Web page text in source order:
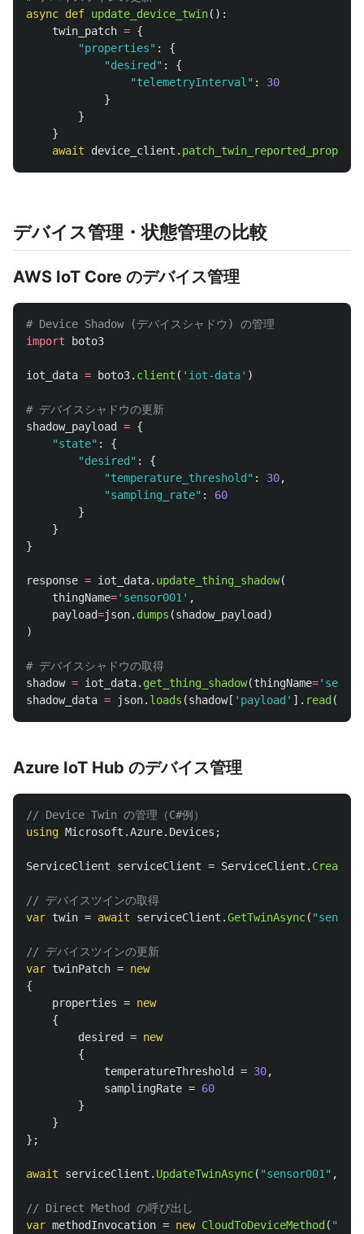
async def update_device_twin():
twin_patch = {
"properties" :
{
"desired " :
{
"telemetryInterval " :
30
}
}
}
await
device_client .
デバイス管理・状態管理の比較
AWS IoT Core のデバイス管理
import
boto3
iot_data = boto3. client ( ' iot-data' )
shadow_payload
= {
"state" :
{
"desired " :
{
"temperature_threshold " : 30,
"sampling_rate" :
60
}
}
}
response = iot_data. update_thing_shadow(
thingName=' sensor001 ' ,
payload=json. dumps (shadow_payload )
)
shadow = iot_data. get_thing_shadow(thingName='
shadow_data = json. loads (shadow[ ' payload ' ]. read ())
Azure IoT Hub のデバイス管理
// Device Twin の管理（C#例）
using Microsoft.Azure.Devices ;
ServiceClient serviceClient = ServiceClient .
// デバイスツインの取得
var twin = await serviceClient .GetTwinAsync(
// デバイスツインの更新
var twinPatch = new
{
properties = new
{
desired
= new
{
temperatureThreshold
= 30,
samplingRate = 60
}
}
};
await serviceClient . UpdateTwinAsync( "sensor001" ,
// Direct Method の呼び出し
var methodInvocation = new CloudToDeviceMethod (